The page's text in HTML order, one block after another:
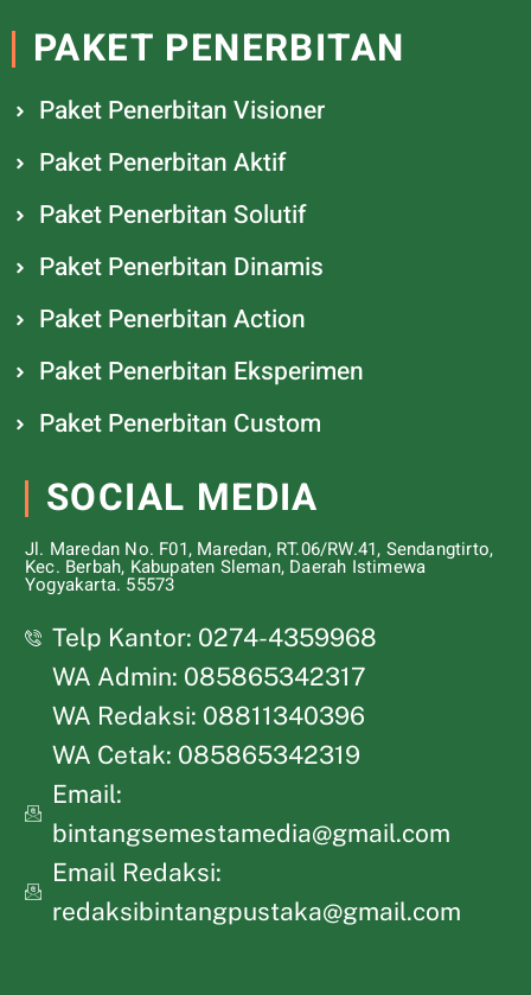
PAKET PENERBITAN
Paket Penerbitan Visioner
Paket Penerbitan Aktif
Paket Penerbitan Solutif
Paket Penerbitan Dinamis
Paket Penerbitan Action
Paket Penerbitan Eksperimen
Paket Penerbitan Custom
SOCIAL MEDIA
Jl. Maredan No. F01, Maredan, RT.06/RW.41, Sendangtirto,
Kec. Berbah, Kabupaten Sleman, Daerah Istimewa
Yogyakarta. 55573
Telp Kantor: 0274-4359968
WA Admin: 085865342317
WA Redaksi: 08811340396
WA Cetak: 085865342319
Email:
bintangsemestamedia@gmail.com
Email Redaksi:
redaksibintangpustaka@gmail.com